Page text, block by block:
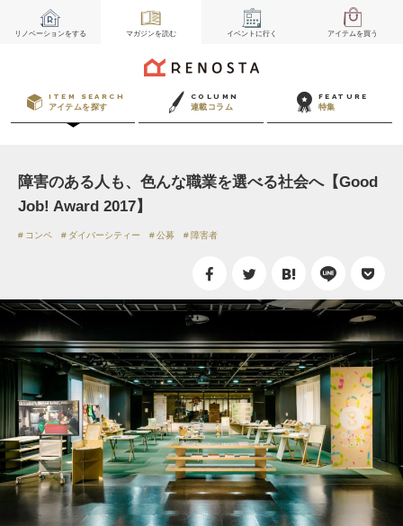
リノベーションをする マガジンを読む イベント に行く アイテムを買う
ITEM SEARCH
アイテムを探す
COLUMN
連載コラム
FEATURE
特集
障害のある人も、色んな職業を選べる社会へ【Good
Job! Award 2017】
コンペ ダイバーシティー 公募 障害者